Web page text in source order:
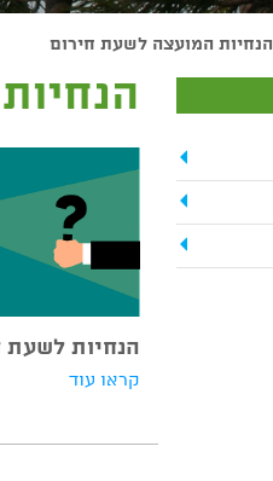
הנחיות המועצה לשעת חירום
הנחיות לשעת
קראו עוד